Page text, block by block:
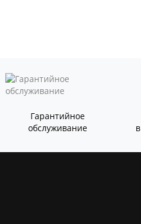
Гарантийное
обслуживание